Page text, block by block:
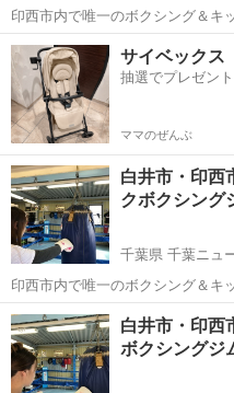
印西市内で唯一のボクシング＆キ
DREAM …
千葉 白井市 千葉ニュー
キックボクシング
サイベック
抽選でプレゼン
ママのぜんぶ
白井市・印西
クボクシング
千葉県 千葉ニュ
印西市内で唯一のボクシング＆キ
DREAM …
千葉 白井市 千葉ニュー
キックボクシング
白井市・印西
ボクシングジ